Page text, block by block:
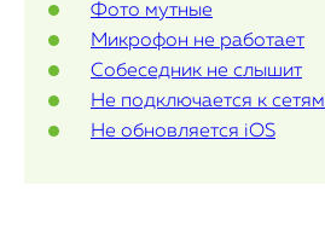
Фото мутные
Микрофон не работает
Собеседник не слышит
Не подключается к сетям
Не обновляется iOS